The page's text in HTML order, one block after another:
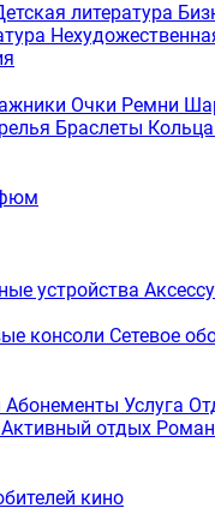
литература
Очки Ремни
Браслеты Кольца
устройства
консоли Сетевое
Абонементы Услуга
Активный отдых
кино